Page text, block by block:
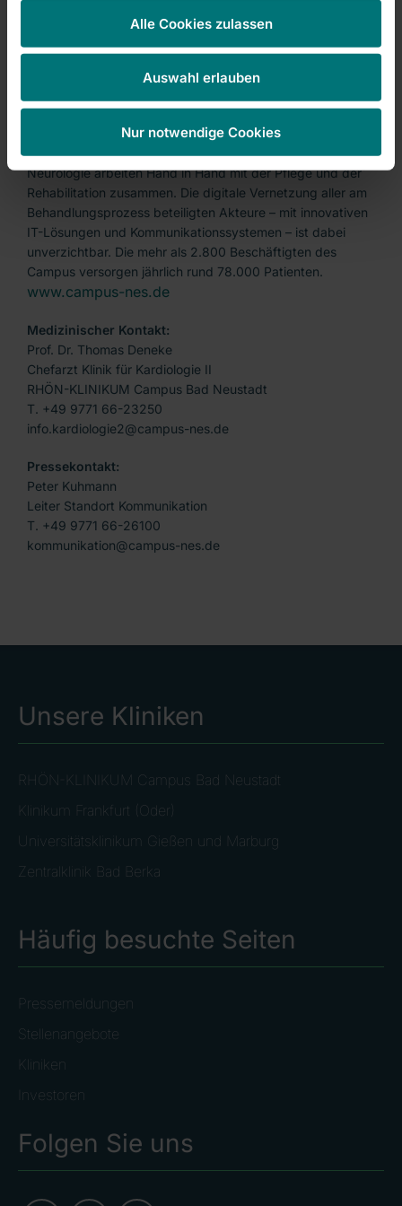
Alle Cookies zulassen
Auswahl erlauben
Nur notwendige Cookies
fünf Standorten der RHÖN-KLINIKUM AG, steht für eine
sektorenübergreifende medizinische Versorgung im
ländlichen Raum. Auf einem Klinikgelände verzahnt der
Campus ambulante und stationäre Angebote mit einer
die bisher räumlich getrennt waren: niedergelassene
Fachärzte, Kliniken unterschiedlicher Fachdisziplinen wie
Herzmedizin, orthopädischer Chirurgie oder auch
Neurologie arbeiten Hand in Hand mit der Pflege und der
Rehabilitation zusammen. Die digitale Vernetzung aller am
Behandlungsprozess beteiligten Akteure – mit innovativen
IT-Lösungen und Kommunikationssystemen – ist dabei
unverzichtbar. Die mehr als 2.800 Beschäftigten des
Campus versorgen jährlich rund 78.000 Patienten.
www.campus-nes.de
Medizinischer Kontakt:
Prof. Dr. Thomas Deneke
Chefarzt Klinik für Kardiologie II
RHÖN-KLINIKUM Campus Bad Neustadt
T. +49 9771 66-23250
info.kardiologie2@campus-nes.de
Pressekontakt:
Peter Kuhmann
Leiter Standort Kommunikation
T. +49 9771 66-26100
kommunikation@campus-nes.de
Unsere Kliniken
RHÖN-KLINIKUM Campus Bad Neustadt
Klinikum Frankfurt (Oder)
Universitätsklinikum Gießen und Marburg
Zentralklinik Bad Berka
Häufig besuchte Seiten
Pressemeldungen
Stellenangebote
Kliniken
Investoren
Folgen Sie uns